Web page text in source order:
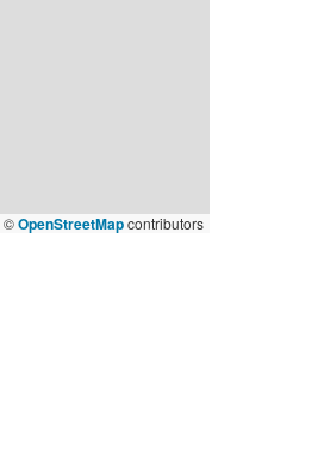
©OpenStreetMapcontributors